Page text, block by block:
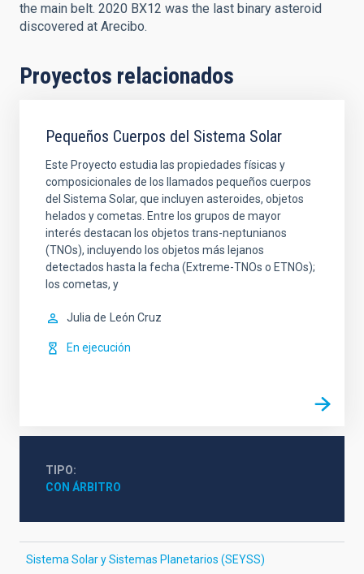
the main belt. 2020 BX12 was the last binary asteroid
discovered at Arecibo.
Proyectos relacionados
Pequeños Cuerpos del Sistema Solar
Este Proyecto estudia las propiedades físicas y
composicionales de los llamados pequeños cuerpos
del Sistema Solar, que incluyen asteroides, objetos
helados y cometas. Entre los grupos de mayor
interés destacan los objetos trans-neptunianos
(TNOs), incluyendo los objetos más lejanos
detectados hasta la fecha (Extreme-TNOs o ETNOs);
los cometas, y
Julia de León Cruz
En ejecución
TIPO
CON ÁRBITRO
Sistema Solar y Sistemas Planetarios (SEYSS)